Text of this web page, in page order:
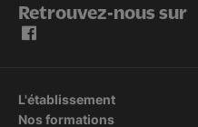
Retrouvez-nous sur
L'établissement
Nos formations